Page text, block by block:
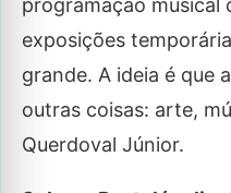
programação musical
exposições
grande. A ideia é que
outras coisas: arte,
Querdoval Júnior.